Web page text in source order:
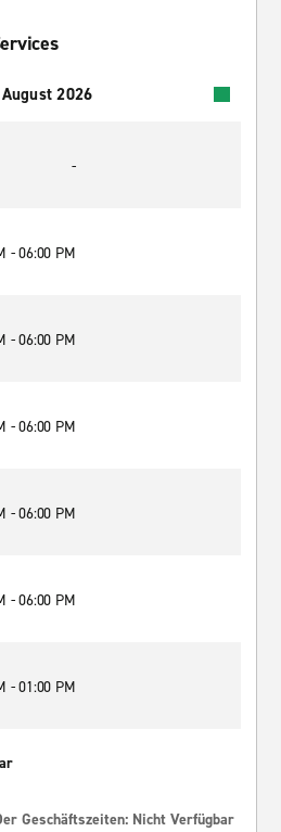
2026
-
- 06:00 PM
- 06:00 PM
- 06:00 PM
- 06:00 PM
- 06:00 PM
- 01:00 PM
Geschäftszeiten: Nicht Verfügbar